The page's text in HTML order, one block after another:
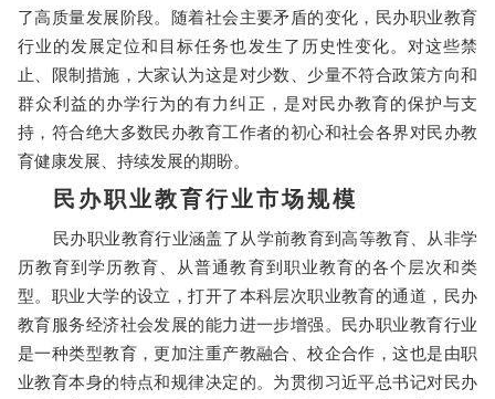
了高质量发展阶段。 随着社会主要矛盾的变化，民办职业教育
行业的发展定位和目标任务也发生了历史性变化。 对这些禁
止、限制措施，大家认为这是对少数、少量不符合政策方向和
群众利益的办学行为的有力纠正，是对民办教育的保护与支
持，符合绝大多数民办教育工作者的初心和社会各界对民办教
育健康发展、持续发展的期盼。
民办职业教育行业市场规模
民办职业教育行业涵盖了从学前教育到高等教育、从非学
历教育到学历教育、从普通教育到职业教育的各个层次和类
型。 职业大学的设立，打开了本科层次职业教育的通道，民办
教育服务经济社会发展的能力进一步增强。 民办职业教育行业
是一种类型教育，更加注重产教融合、校企合作，这也是由职
业教育本身的特点和规律决定的。 为贯彻习近平总书记对民办